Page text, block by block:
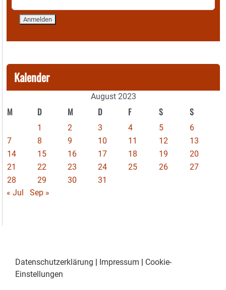
Kalender
August 2023
M D M D F S S
1 2 3 4 5
6
7
8 9 10 11 12
13
14
15 16 17 18 19
20
21
22 23 24 25 26
27
28
29 30
31
« Jul
Sep »
Datenschutzerklärung | Impressum | Cookie-
Einstellungen